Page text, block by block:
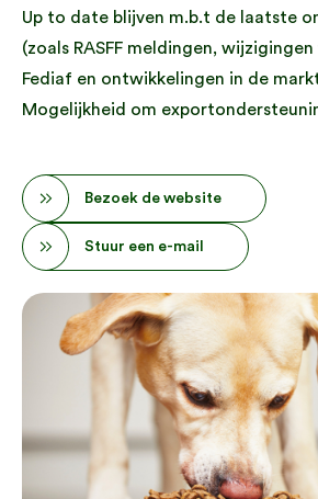
Up to date blijven m.b.t de laatste
(zoals RASFF meldingen,
Fediaf en ontwikkelingen in de
Mogelijkheid om
Bezoek de website
Stuur een e-mail